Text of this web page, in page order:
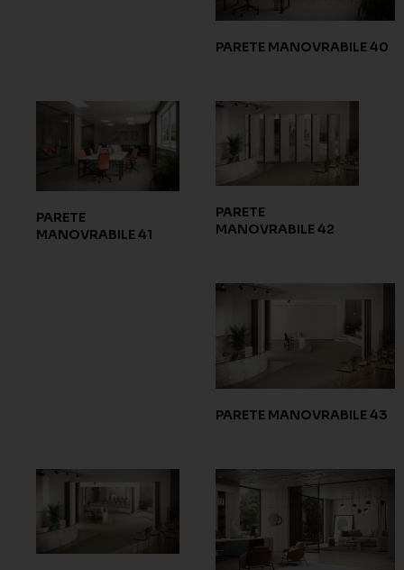
PARETE MANOVRABILE 40
PARETE
MANOVRABILE 41
PARETE
MANOVRABILE 42
PARETE MANOVRABILE 43